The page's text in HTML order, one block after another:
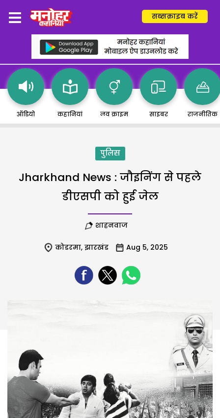
सब्सक्राइब करें
ऑडियो कहानियां लव क्राइम साइबर राजनीतिक
पुलिस
Jharkhand News : जौइनिंग से पहले
डीएसपी को हुई जेल
शाहनवाज
कोडरमा, झारखंड Aug 5, 2025